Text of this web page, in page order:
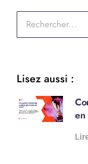
Lisez aussi :